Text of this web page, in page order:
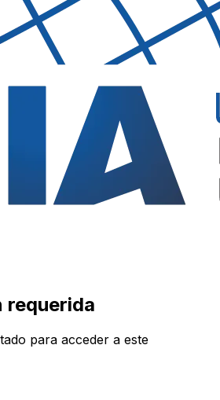
para acceder a este